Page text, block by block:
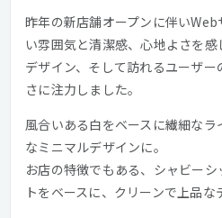
昨年の新店舗オープンに伴い
い雰囲気と清潔感、心地よさを
デザイン、そして訪れるユーザ
さに注力しました。
風合いある白をベースに繊細な
なミニマルデザインに。
お店の特徴でもある、シャビー
トをベースに、クリーンで上品な